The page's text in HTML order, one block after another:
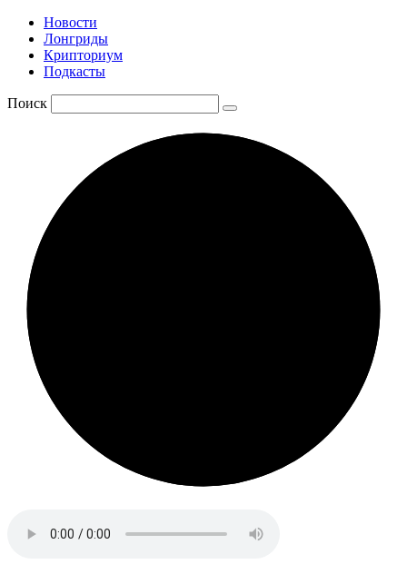
Новости
Лонгриды
Крипториум
Подкасты
Поиск